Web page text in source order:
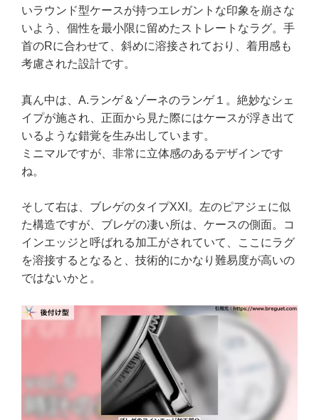
いラウンド型ケースが持つエレガントな印象を崩さな
いよう、個性を最小限に留めたストレートなラグ。手
首のRに合わせて、斜めに溶接されており、着用感も
考慮された設計です。
真ん中は、A.ランゲ＆ゾーネのランゲ１。絶妙なシェ
イプが施され、正面から見た際にはケースが浮き出て
いるような錯覚を生み出しています。
ミニマルですが、非常に立体感のあるデザインです
ね。
そして右は、ブレゲのタイプXXI。左のピアジェに似
た構造ですが、ブレゲの凄い所は、ケースの側面。コ
インエッジと呼ばれる加工がされていて、ここにラグ
を溶接するとなると、技術的にかなり難易度が高いの
ではないかと。